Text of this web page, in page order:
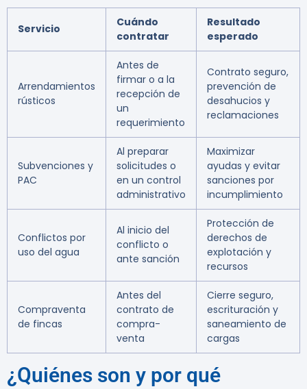
Servicio
Cuándo
contratar
Resultado
esperado
Arrendamientos
rústicos
Antes de
firmar o a la
recepción de
un
requerimiento
Contrato seguro,
prevención de
desahucios y
reclamaciones
Subvenciones y
PAC
Al preparar
solicitudes o
en un control
administrativo
Maximizar
ayudas y evitar
sanciones por
incumplimiento
Conflictos por
uso del agua
Al inicio del
conflicto o
ante sanción
Protección de
derechos de
explotación y
recursos
Compraventa
de fincas
Antes del
contrato de
compra-
venta
Cierre seguro,
escrituración y
saneamiento de
cargas
¿Quiénes son y por qué